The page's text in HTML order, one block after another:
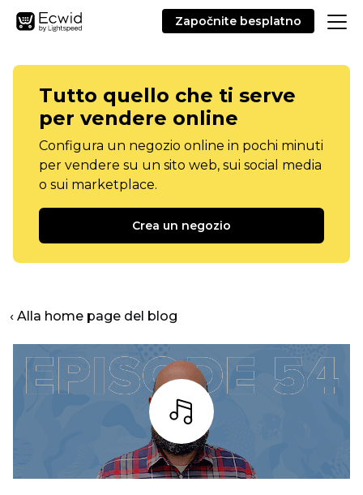
Započnite besplatno
Tutto quello che ti serve
per vendere online
Configura un negozio online in pochi minuti
per vendere su un sito web, sui social media
o sui marketplace.
Crea un negozio
‹ Alla home page del blog
Ascoltare